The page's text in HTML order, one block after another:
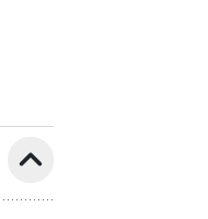
expand_less